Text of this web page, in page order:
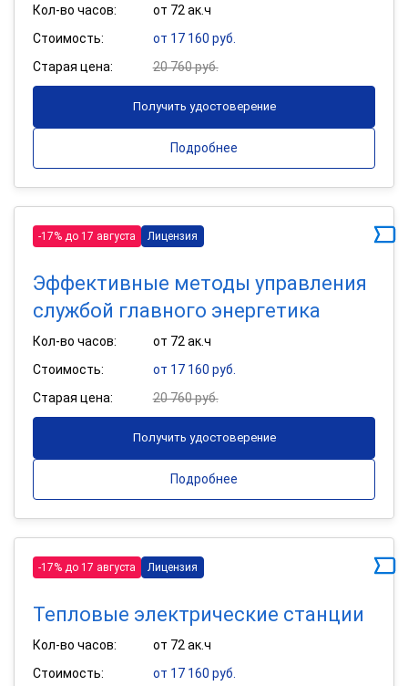
Кол-во часов:
от 72 ак.ч
Стоимость:
от 17 160 руб.
Старая цена:
20 760 руб.
Получить удостоверение
Подробнее
-17% до 17 августа Лицензия
Эффективные методы управления
службой главного энергетика
Кол-во часов:
от 72 ак.ч
Стоимость:
от 17 160 руб.
Старая цена:
20 760 руб.
Получить удостоверение
Подробнее
-17% до 17 августа Лицензия
Тепловые электрические станции
Кол-во часов:
от 72 ак.ч
Стоимость:
от 17 160 руб.